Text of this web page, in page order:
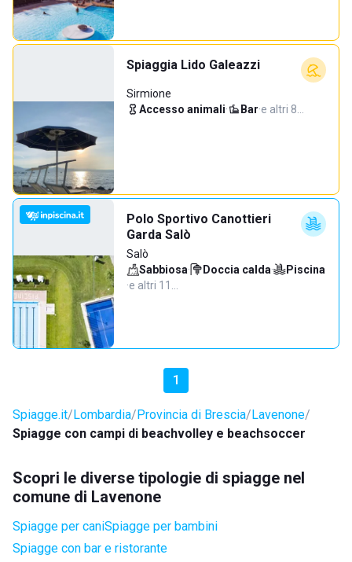
Spiaggia Lido Galeazzi
Sirmione
Accesso animali· Bar·e altri 8…
Polo Sportivo Canottieri
Garda Salò
Salò
Sabbiosa· Doccia calda·
Piscina
·e altri 11…
1
Spiagge.it Lombardia Provincia di Brescia Lavenone
Spiagge con campi di beachvolley e beachsoccer
Scopri le diverse tipologie di spiagge nel
comune di Lavenone
Spiagge per caniSpiagge per bambini
Spiagge con bar e ristorante